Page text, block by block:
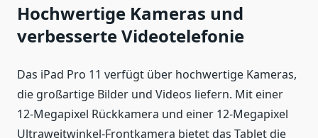
Hochwertige Kameras und
verbesserte Videotelefonie
Das iPad Pro 11 verfügt über hochwertige Kameras,
die großartige Bilder und Videos liefern. Mit einer
12-Megapixel Rückkamera und einer 12-Megapixel
Ultraweitwinkel-Frontkamera bietet das Tablet die